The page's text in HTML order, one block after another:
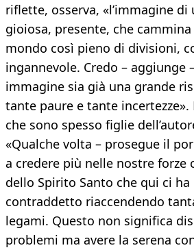
riflette, osserva, «l’immagine di
gioiosa, presente, che
mondo così pieno di divisioni,
ingannevole. Credo – aggiunge
immagine sia già una grande
tante paure e tante
che sono spesso figlie
«Qualche volta – prosegue il
a credere più nelle nostre forze
dello Spirito Santo che qui ci
contraddetto riaccendendo
legami. Questo non significa
problemi ma avere la serena